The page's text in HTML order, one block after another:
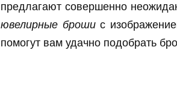
предлагают совершенно
ювелирные брошис
помогут вам удачно подобрать